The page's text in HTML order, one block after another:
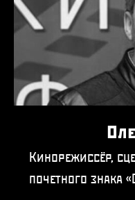
Кинорежиссёр,
почетного знака